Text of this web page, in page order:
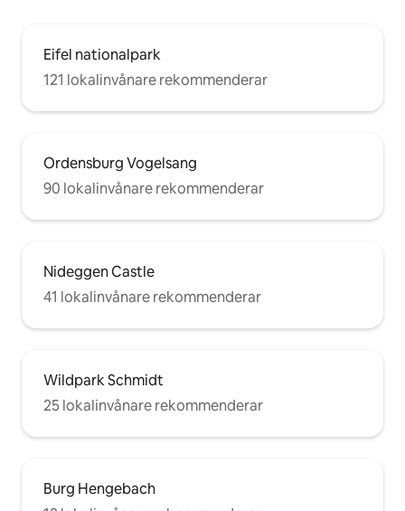
Eifel nationalpark
121 lokalinvånare rekommenderar
Ordensburg Vogelsang
90 lokalinvånare rekommenderar
Nideggen Castle
41 lokalinvånare rekommenderar
Wildpark Schmidt
25 lokalinvånare rekommenderar
Burg Hengebach